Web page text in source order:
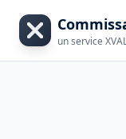
un service